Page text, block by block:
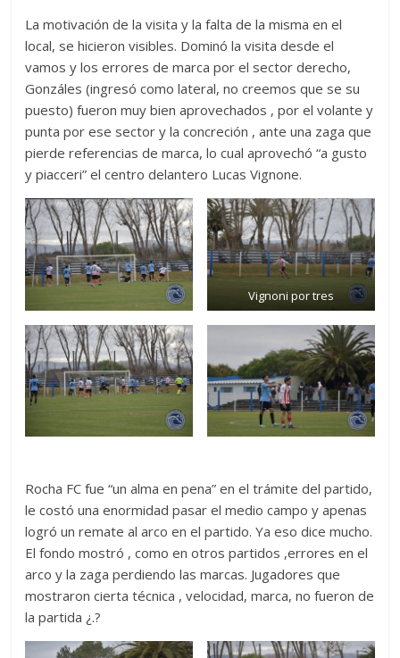
La motivación de la visita y la falta de la misma en el
local, se hicieron visibles. Dominó la visita desde el
vamos y los errores de marca por el sector derecho,
Gonzáles (ingresó como lateral, no creemos que se su
puesto) fueron muy bien aprovechados , por el volante y
punta por ese sector y la concreción , ante una zaga que
pierde referencias de marca, lo cual aprovechó “a gusto
y piacceri” el centro delantero Lucas Vignone.
Vignoni por tres
Rocha FC fue “un alma en pena” en el trámite del partido,
le costó una enormidad pasar el medio campo y apenas
logró un remate al arco en el partido. Ya eso dice mucho.
El fondo mostró , como en otros partidos ,errores en el
arco y la zaga perdiendo las marcas. Jugadores que
mostraron cierta técnica , velocidad, marca, no fueron de
la partida ¿.?